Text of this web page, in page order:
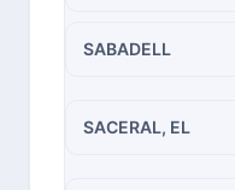
SABADELL
SACERAL, EL